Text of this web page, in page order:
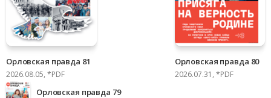
Орловская правда 81
2026.08.05, *PDF
Орловская правда 80
2026.07.31, *PDF
Орловская правда 79